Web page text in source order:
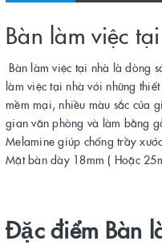
Bàn làm việc
Bàn làm việc tại nhà là dòng
làm việc tại nhà với những
mềm mại, nhiều màu sắc của
gian văn phòng và làm bằng
Melamine giúp chống trầy
Mặt bàn dày 18mm ( Hoặc
Đặc điểm Bàn